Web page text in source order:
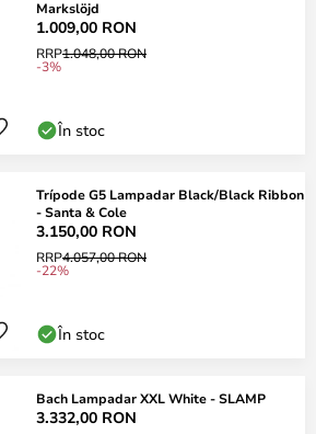
Markslöjd
1.009,00 RON
RRP1.048,00 RON
-3%
În stoc
Trípode G5 Lampadar Black/Black Ribbon
- Santa & Cole
3.150,00 RON
RRP4.057,00 RON
-22%
În stoc
Bach Lampadar XXL White - SLAMP
3.332,00 RON